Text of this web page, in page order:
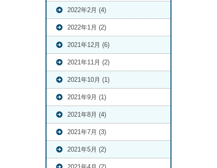
2022年2月 (4)
2022年1月 (2)
2021年12月 (6)
2021年11月 (2)
2021年10月 (1)
2021年9月 (1)
2021年8月 (4)
2021年7月 (3)
2021年5月 (2)